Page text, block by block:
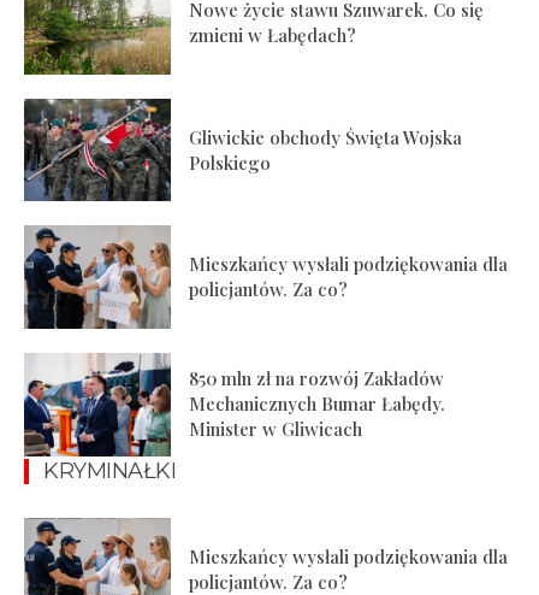
Nowe życie stawu Szuwarek. Co się
zmieni w Łabędach?
Gliwickie obchody Święta Wojska
Polskiego
Mieszkańcy wysłali podziękowania dla
policjantów. Za co?
850 mln zł na rozwój Zakładów
Mechanicznych Bumar Łabędy.
Minister w Gliwicach
KRYMINAŁKI
Mieszkańcy wysłali podziękowania dla
policjantów. Za co?